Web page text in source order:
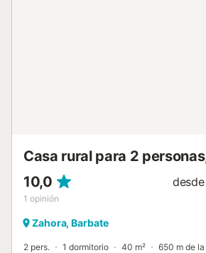
Casa rural para 2
10,0
1 opinión
desde
Zahora, Barbate
2 pers. 1 dormitorio 40 m² 650 m de